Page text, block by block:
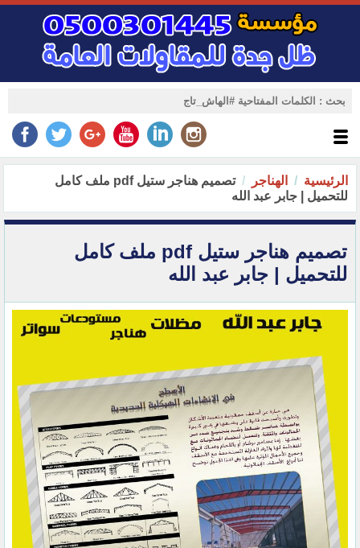
الرئيسية الهناجر
تصميم هناجر ستيل pdf ملف كامل
للتحميل | جابر عبد الله
تصميم هناجر ستيل pdf ملف كامل
للتحميل | جابر عبد الله